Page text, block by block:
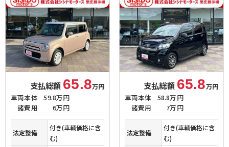
支払総額 65.8万円
車両本体
59.8万円
諸費用
6万円
法定整備
付き(車輌価格に含
む)
支払総額 65.8万円
車両本体
58.8万円
諸費用
7万円
法定整備
付き(車輌価格に含
む)